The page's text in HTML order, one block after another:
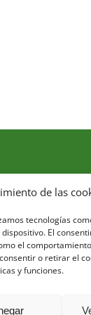
de las
tecnologías
El
el
o retirar el
y funciones.
privacidad